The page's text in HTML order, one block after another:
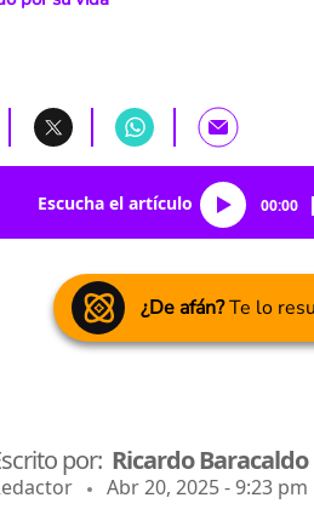
Escucha el artículo 00:00
¿De afán?Te lo
por: Ricardo Baracaldo
Abr 20, 2025 - 9:23 pm